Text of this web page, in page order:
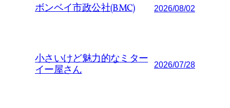
ボンベイ市政公社(BMC) 2026/08/02
小さいけど魅力的なミター
イー屋さん
2026/07/28